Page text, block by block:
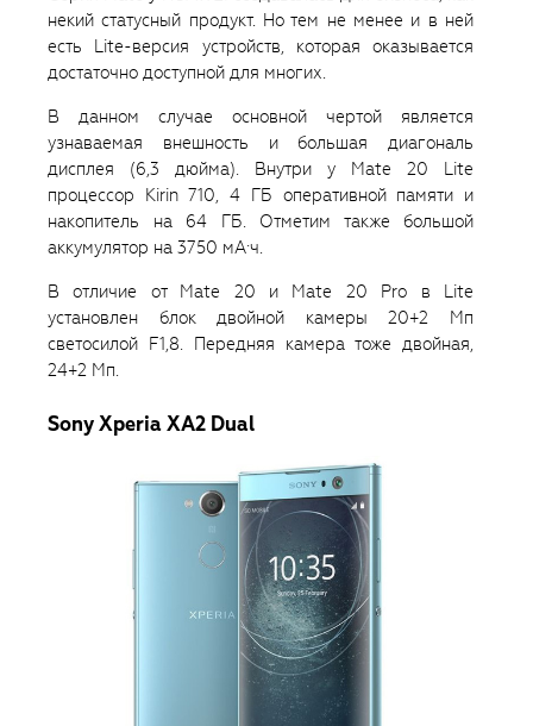
некий статусный продукт. Но тем не менее и в ней
есть Lite-версия устройств, которая оказывается
достаточно доступной для многих.
В данном случае основной чертой является
узнаваемая внешность и большая диагональ
дисплея (6,3 дюйма). Внутри у Mate 20 Lite
процессор Kirin 710, 4 ГБ оперативной памяти и
накопитель на 64 ГБ. Отметим также большой
аккумулятор на 3750 мА·ч.
В отличие от Mate 20 и Mate 20 Pro в Lite
установлен блок двойной камеры 20+2 Мп
светосилой F1,8. Передняя камера тоже двойная,
24+2 Мп.
Sony Xperia XA2 Dual